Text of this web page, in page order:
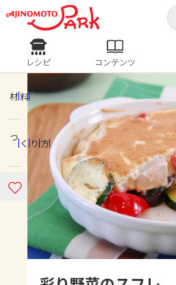
ログインするとレシピを
ログイン
ホーム
コンテンツ
レシピ
レシピ
人気の食材・レシピ
きゅうり なす トマト
ピーマン
みょうが ゴ
レシピ コンテンツ
材料
つくり方